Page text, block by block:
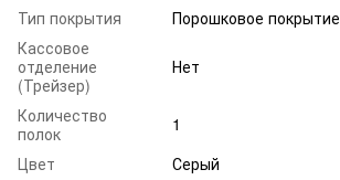
Тип покрытия
Порошковое покрытие
Кассовое
отделение
(Трейзер)
Нет
Количество
полок
1
Цвет
Серый